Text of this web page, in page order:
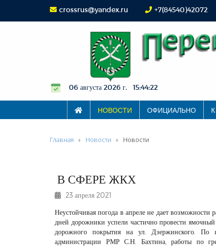
crossrus@yandex.ru +7(84540)42072
06 августа 2026 г. 15:44:22
НОВОСТИ ОФИЦИАЛЬНО
Главная Новости Новости
В СФЕРЕ ЖКХ
23 апреля 2021
Неустойчивая погода в апреле не дает возможности
дней дорожники успели частично провести
дорожного покрытия на ул. Дзержинского. По
администрации РМР С.Н. Бахтина, работы по